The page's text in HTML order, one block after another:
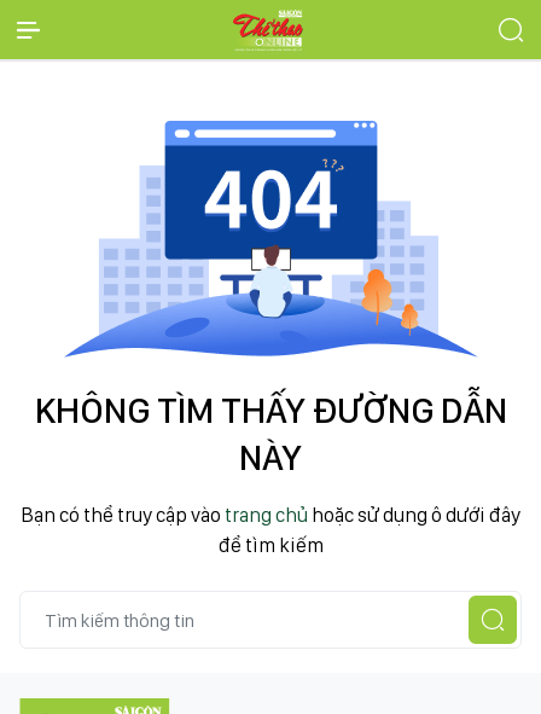
KHÔNG TÌM THẤY ĐƯỜNG DẪN
NÀY
Bạn có thể truy cập vào trang chủ hoặc sử dụng ô dưới đây
để tìm kiếm